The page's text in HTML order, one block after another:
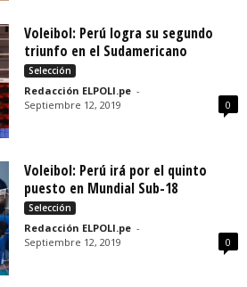
Voleibol: Perú logra su segundo
triunfo en el Sudamericano
Selección
Redacción ELPOLI.pe -
Septiembre 12, 2019
0
Voleibol: Perú irá por el quinto
puesto en Mundial Sub-18
Selección
Redacción ELPOLI.pe -
Septiembre 12, 2019
0